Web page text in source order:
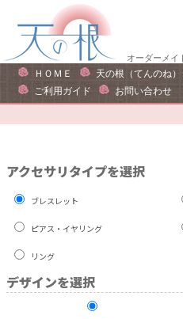
ー
ョ
ン
ス
ン
へ
ス
ッ
オーダーメイ
ＨＯＭＥ 天の根（てんのね）
ご利用ガイド
お問い合わせ
ブレスレット
誕生石で選ぶ
干支石で選ぶ
石の名前で選ぶ
アクセサリタイプを選択
ブレスレット
ピアス・イヤリング
リング
デザインを選択